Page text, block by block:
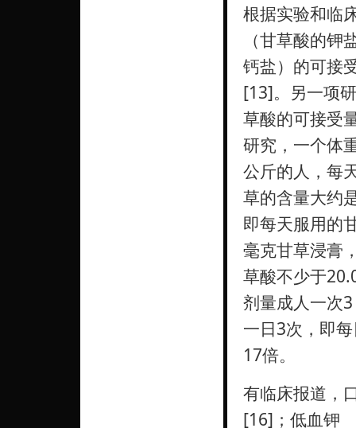
根据实验和临
（甘草酸的钾
钙盐）的可接
[13]。另一项
草酸的可接受
研究，一个体
公斤的人，每
草的含量大约
即每天服用的
毫克甘草浸膏
草酸不少于
剂量成人一次
一日3次，即
17倍。
有临床报道，
[16]；低血钾